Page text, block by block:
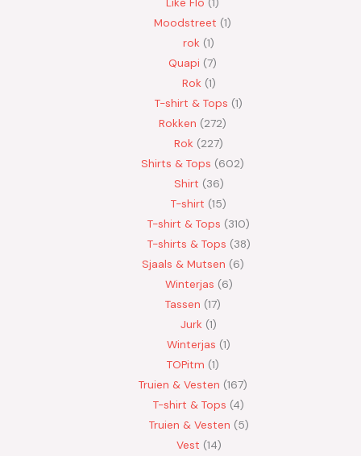
Moodstreet 1
rok 1
Quapi 7
Rok 1
T-shirt & Tops 1
Rokken 272
Rok 227
Shirts & Tops 602
Shirt 36
T-shirt 15
T-shirt & Tops 310
T-shirts & Tops 38
Sjaals & Mutsen 6
Winterjas 6
Tassen 17
Jurk 1
Winterjas 1
TOPitm 1
Truien & Vesten 167
T-shirt & Tops 4
Truien & Vesten 5
Vest 14